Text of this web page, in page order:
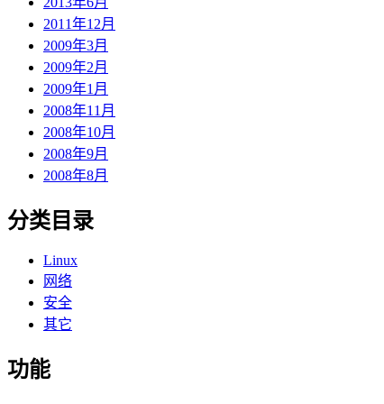
2011年12月
2009年3月
2009年2月
2009年1月
2008年11月
2008年10月
2008年9月
2008年8月
分类目录
Linux
网络
安全
其它
功能